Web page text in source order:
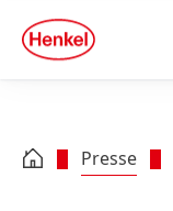
Zu Footer springen
quick
search
Presse